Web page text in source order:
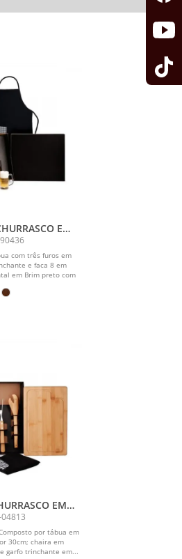
E
- 6 PÇS
com três furos em
e faca 8 em
em Brim preto com
EM
/ INOX COM
- 6 PÇSpor tábua em
30cm; chaira em
garfo trinchante em...